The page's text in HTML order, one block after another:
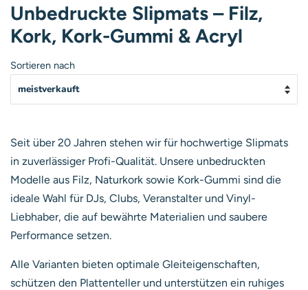
Unbedruckte Slipmats – Filz,
Kork, Kork-Gummi & Acryl
Sortieren nach
Seit über 20 Jahren stehen wir für hochwertige Slipmats
in zuverlässiger Profi-Qualität. Unsere unbedruckten
Modelle aus Filz, Naturkork sowie Kork-Gummi sind die
ideale Wahl für DJs, Clubs, Veranstalter und Vinyl-
Liebhaber, die auf bewährte Materialien und saubere
Performance setzen.
Alle Varianten bieten optimale Gleiteigenschaften,
schützen den Plattenteller und unterstützen ein ruhiges